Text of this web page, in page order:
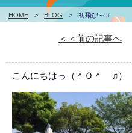
HOME > BLOG > 初飛び～♫
＜＜前の記事へ
こんにちはっ（＾Ｏ＾ ♫）